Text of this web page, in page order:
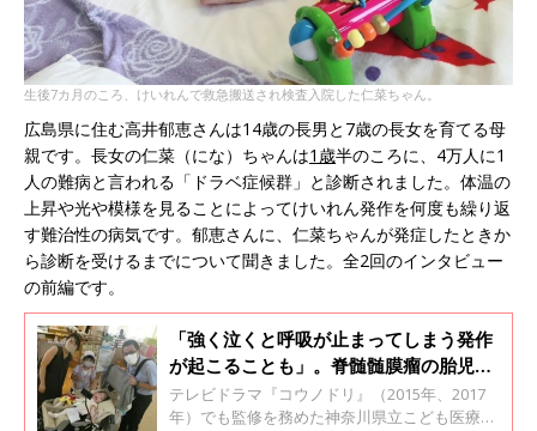
生後7カ月のころ、けいれんで救急搬送され検査入院した仁菜ちゃん。
広島県に住む高井郁恵さんは14歳の長男と7歳の長女を育てる母
親です。長女の仁菜（にな）ちゃんは1歳半のころに、4万人に1
人の難病と言われる「ドラベ症候群」と診断されました。体温の
上昇や光や模様を見ることによってけいれん発作を何度も繰り返
す難治性の病気です。郁恵さんに、仁菜ちゃんが発症したときか
ら診断を受けるまでについて聞きました。全2回のインタビュー
の前編です。
「強く泣くと呼吸が止まってしまう発作
が起こることも」。脊髄髄膜瘤の胎児治
療の可能性が広がる～新生児医療の現場
から～【新生児科医・豊島勝昭】
テレビドラマ『コウノドリ』（2015年、2017
年）でも監修を務めた神奈川県立こども医療セ